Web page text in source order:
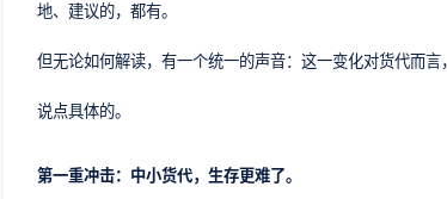
地、建议的，都有。
但无论如何解读，有一个统一的声音：这一变化对货代而
说点具体的。
第一重冲击：中小货代，生存更难了。